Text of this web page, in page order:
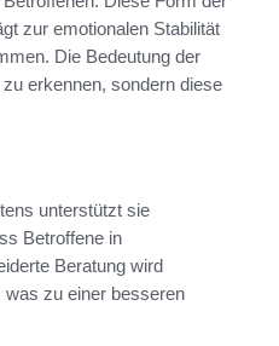
zur emotionalen Stabilität
Die Bedeutung der
erkennen, sondern diese
unterstützt sie
Betroffene in
Beratung wird
was zu einer besseren